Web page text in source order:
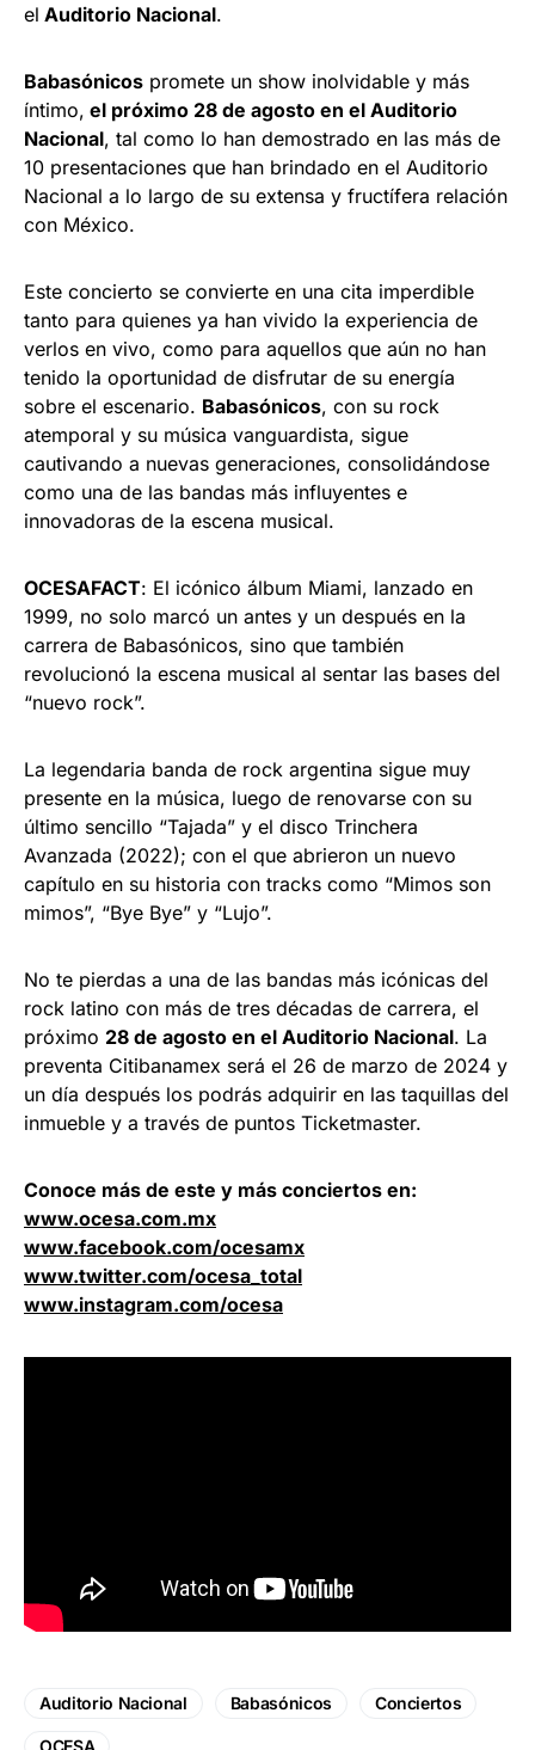
el Auditorio Nacional.
Babasónicos promete un show inolvidable y más
íntimo, el próximo 28 de agosto en el Auditorio
Nacional, tal como lo han demostrado en las más de
10 presentaciones que han brindado en el Auditorio
Nacional a lo largo de su extensa y fructífera relación
con México.
Este concierto se convierte en una cita imperdible
tanto para quienes ya han vivido la experiencia de
verlos en vivo, como para aquellos que aún no han
tenido la oportunidad de disfrutar de su energía
sobre el escenario. Babasónicos, con su rock
atemporal y su música vanguardista, sigue
cautivando a nuevas generaciones, consolidándose
como una de las bandas más influyentes e
innovadoras de la escena musical.
OCESAFACT: El icónico álbum Miami, lanzado en
1999, no solo marcó un antes y un después en la
carrera de Babasónicos, sino que también
revolucionó la escena musical al sentar las bases del
“nuevo rock”.
La legendaria banda de rock argentina sigue muy
presente en la música, luego de renovarse con su
último sencillo “Tajada” y el disco Trinchera
Avanzada (2022); con el que abrieron un nuevo
capítulo en su historia con tracks como “Mimos son
mimos”, “Bye Bye” y “Lujo”.
No te pierdas a una de las bandas más icónicas del
rock latino con más de tres décadas de carrera, el
próximo 28 de agosto en el Auditorio Nacional. La
preventa Citibanamex será el 26 de marzo de 2024 y
un día después los podrás adquirir en las taquillas del
inmueble y a través de puntos Ticketmaster.
Conoce más de este y más conciertos en:
www.ocesa.com.mx
www.facebook.com/ocesamx
www.twitter.com/ocesa_total
www.instagram.com/ocesa
Auditorio Nacional Babasónicos Conciertos